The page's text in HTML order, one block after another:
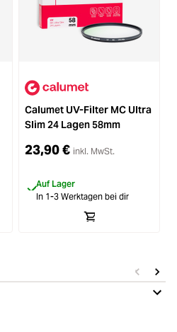
Calumet UV-Filter MC Ultra
Slim 24 Lagen 58mm
23,90 € inkl. MwSt.
Auf Lager
In 1-3 Werktagen bei dir